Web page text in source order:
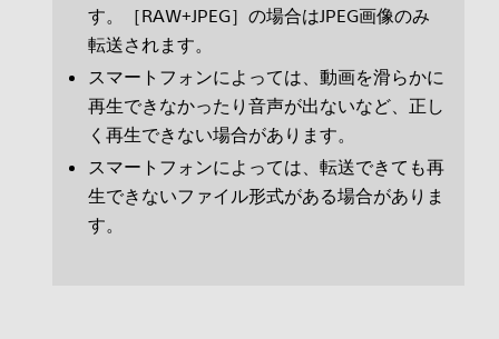
す。［RAW+JPEG］の場合はJPEG画像のみ
転送されます。
スマートフォンによっては、動画を滑らかに
再生できなかったり音声が出ないなど、正し
く再生できない場合があります。
スマートフォンによっては、転送できても再
生できないファイル形式がある場合がありま
す。